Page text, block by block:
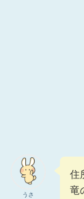
うさ
住
竜